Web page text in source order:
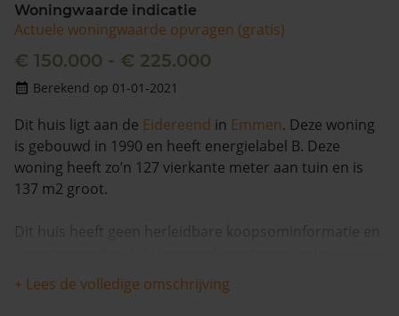
Woningwaarde indicatie
Actuele woningwaarde opvragen (gratis)
€ 150.000 - € 225.000
Berekend op 01-01-2021
Dit huis ligt aan de Eidereend in Emmen. Deze woning
is gebouwd in 1990 en heeft energielabel B. Deze
woning heeft zo’n 127 vierkante meter aan tuin en is
137 m2 groot.
Dit huis heeft geen herleidbare koopsominformatie en
afgelopen 12 maanden. Waarschijnlijk is deze woning
sinds 1993 niet meer verkocht.
+ Lees de volledige omschrijving